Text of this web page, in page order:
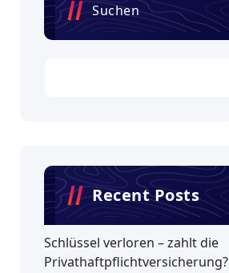
Suchen
Recent Posts
Schlüssel verloren – zahlt die
Privathaftpflichtversicherung?